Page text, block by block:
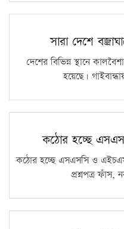
সারা দেশে
দেশের বিভিন্ন স্থানে
হয়েছে।
কঠোর হচ্ছে
কঠোর হচ্ছে এসএসসি ও
প্রশ্নপত্র